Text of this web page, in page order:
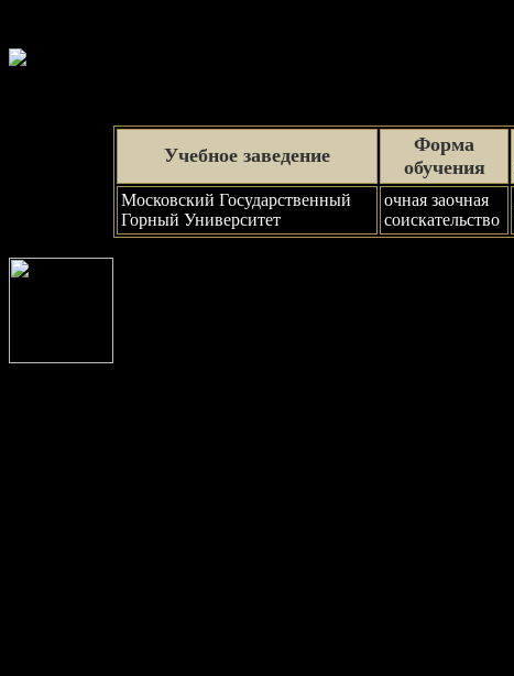
Учебное заведение
Форма
обучения
Московский Государственный
Горный Университет
очная заочная
соискательство